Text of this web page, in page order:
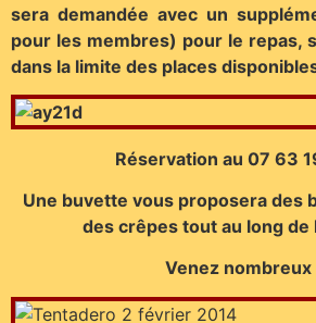
sera demandée avec un
pour les membres) pour le repas,
dans la limite des places
Réservation au 07 63
Une buvette vous proposera des
des crêpes tout au long de
Venez nombreux